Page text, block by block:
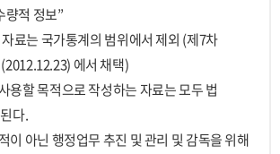
량적 정보”
료는 국가통계의 범위에서 제외 (제7차
에서 채택)
용할 목적으로 작성하는 자료는 모두 법
다.
이 아닌 행정업무 추진 및 관리 및 감독을 위해